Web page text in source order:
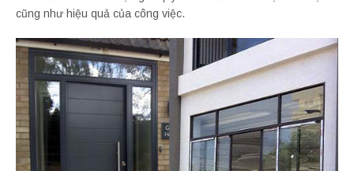
cũng như hiệu quả của công việc.